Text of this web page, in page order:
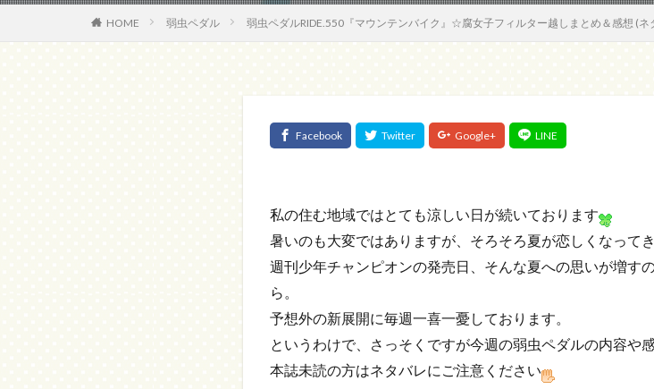
HOME 弱虫ペダル 弱虫ペダルRIDE.550『マウンテンバイク』☆腐女子フィルター越しまとめ＆感想 (ネ
私の住む地域ではとても涼しい日が続いております
暑いのも大変ではありますが、そろそろ夏が恋しくなって
週刊少年チャンピオンの発売日、そんな夏への思いが増す
ら。
予想外の新展開に毎週一喜一憂しております。
というわけで、さっそくですが今週の弱虫ペダルの内容や
本誌未読の方はネタバレにご注意ください